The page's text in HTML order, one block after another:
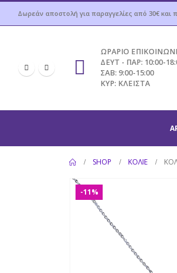
Δωρεάν αποστολή για παραγγελίες από 30€
ΩΡΑΡΙΟ
ΔΕΥΤ - ΠΑΡ: 10:00-
ΣΑΒ: 9:00-15:00
ΚΥΡ: ΚΛΕΙΣΤΑ
SHOP ΚΟΛΙΈ
-11%